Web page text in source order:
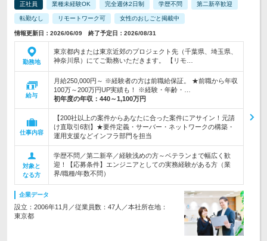
正社員 業種未経験OK 完全週休2日制 学歴不問 第二新卒歓迎
転勤なし リモートワーク可 女性のおしごと掲載中
情報更新日：2026/06/09 終了予定日：2026/08/31
勤務地
東京都内または東京近郊のプロジェクト先（千葉県、埼玉県、
神奈川県）にてご勤務いただきます。 【リモ…
給与
月給250,000円～ ※経験者の方は前職給保証。 ★前職から年収
100万～200万円UP実績も！ ※経験・年齢・…
初年度の年収： 440～1,100万円
仕事内容
【200社以上の案件からあなたに合った案件にアサイン！元請
け直取引6割】★要件定義・サーバー・ネットワークの構築・
運用支援などインフラ部門を担当
対象と
なる方
学歴不問／第二新卒／経験浅めの方～ベテランまで幅広く歓
迎！【応募条件】エンジニアとしての実務経験がある方（業
界/職種/年数不問）
企業データ
設立：2006年11月／従業員数：47人／本社所在地：
東京都